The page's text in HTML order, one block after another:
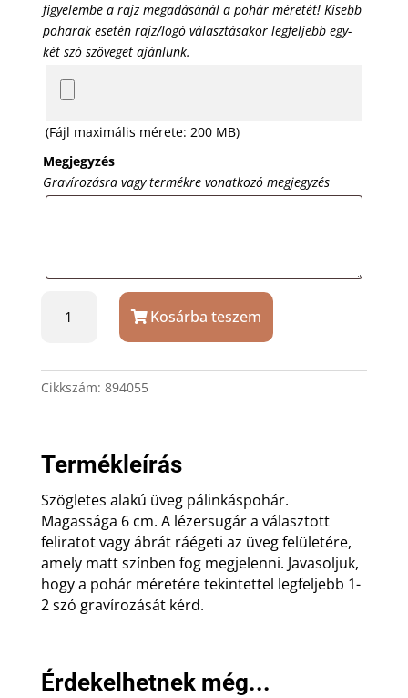
figyelembe a rajz megadásánál a pohár méretét! Kisebb
poharak esetén rajz/logó választásakor legfeljebb egy-
két szó szöveget ajánlunk.
(Fájl maximális mérete: 200 MB)
Megjegyzés
Gravírozásra vagy termékre vonatkozó megjegyzés
pálinkás
gravírozással
Kosárba teszem
Cikkszám: 894055
Termékleírás
Szögletes alakú üveg pálinkáspohár.
Magassága 6 cm. A lézersugár a választott
feliratot vagy ábrát ráégeti az üveg felületére,
amely matt színben fog megjelenni. Javasoljuk,
hogy a pohár méretére tekintettel legfeljebb 1-
2 szó gravírozását kérd.
Érdekelhetnek még...